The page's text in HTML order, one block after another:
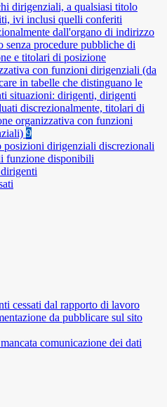
dirigenziali, a qualsiasi titolo
ivi inclusi quelli conferiti
dall'organo di indirizzo
senza procedure pubbliche di
e titolari di posizione
con funzioni dirigenziali (da
in tabelle che distinguano le
situazioni: dirigenti, dirigenti
discrezionalmente, titolari di
organizzativa con funzioni
9
posizioni dirigenziali discrezionali
funzione disponibili
cessati dal rapporto di lavoro
da pubblicare sul sito
comunicazione dei dati